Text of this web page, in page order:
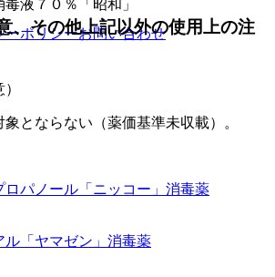
液７０％「昭和」
、その他上記以外の使用上の注
とならない（薬価基準未収載）。
パノール「ニッコー」 消毒薬
「ヤマゼン」 消毒薬
ーポリシーお問い合わせ